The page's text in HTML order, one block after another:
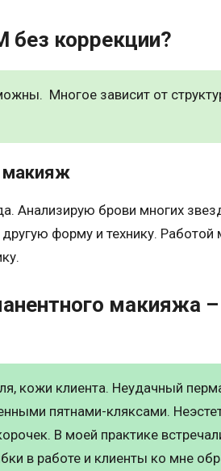
коррекции?
Многое зависит от
макияж
Анализирую брови многих
форму и технику. Работой
макияжа –
кожи клиента. Неудачный
пятнами-кляксами.
В моей практике
в работе и клиенты ко мне